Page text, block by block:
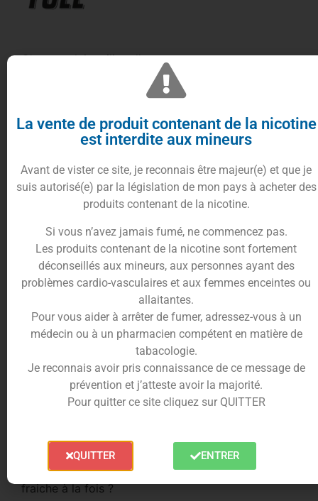
C’est en plein milieu d’un verger que se passe un
combat de force avec les combattants de
K.O. à tous ses adversaires grâce à une frappe
Une recette qui mélange 2 fruits jaunes stars, très
juteux et gorgés de soleil.
abricotà la chair douce et sucrée et de
Kansetsu Fighter Fuelmet fin au règne de tous les
autrese-liquides fruités .
Le résultat offre un goût désaltérant et
rafraichissant, loin des recettes lassantes dee-
Ultra parfumé, ce duo de fruits d’été est
accompagné d’une vague de fraîcheur intense qui
vous percutera le palais à chaque sessions.
Il vous enveloppera dans des nuages de douceur
gourmands et vitaminés !
aux amoureux du fruit.
Survivrez vous à cette frappe fruitée, sucrée, et
fraiche à la fois ?
La vente de produit contenant de la nicotine
est interdite aux mineurs
Avant de vister ce site, je reconnais être majeur(e) et que je
suis autorisé(e) par la législation de mon pays à acheter des
produits contenant de la nicotine.
Si vous n’avez jamais fumé, ne commencez pas.
Les produits contenant de la nicotine sont fortement
déconseillés aux mineurs, aux personnes ayant des
problèmes cardio-vasculaires et aux femmes enceintes ou
allaitantes.
Pour vous aider à arrêter de fumer, adressez-vous à un
médecin ou à un pharmacien compétent en matière de
tabacologie.
Je reconnais avoir pris connaissance de ce message de
prévention et j’atteste avoir la majorité.
Pour quitter ce site cliquez sur QUITTER
QUITTER ENTRER